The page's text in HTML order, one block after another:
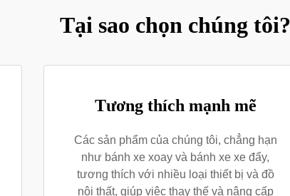
Tại sao chọn chúng tôi?
Tương thích mạnh mẽ
Các sản phẩm của chúng tôi, chẳng hạn
như bánh xe xoay và bánh xe xe đẩy,
tương thích với nhiều loại thiết bị và đồ
nội thất, giúp việc thay thế và nâng cấp